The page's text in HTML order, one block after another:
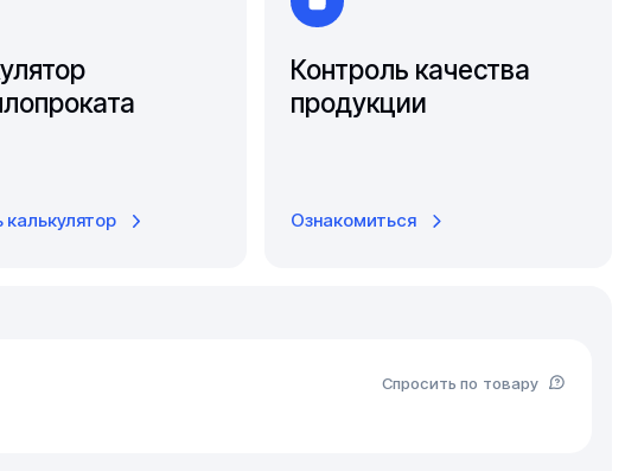
Контроль качества
продукции
Ознакомиться
Спросить по товару